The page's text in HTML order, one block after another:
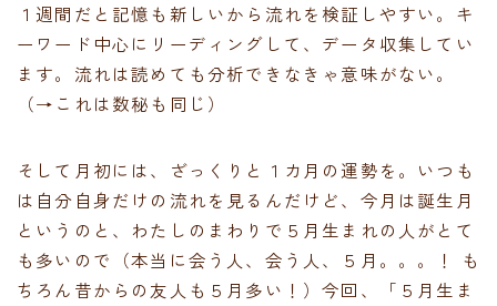
１週間だと記憶も新しいから流れを検証しやすい。キ
ーワード中心にリーディングして、データ収集してい
ます。流れは読めても分析できなきゃ意味がない。
（→これは数秘も同じ）
そして月初には、ざっくりと１カ月の運勢を。いつも
は自分自身だけの流れを見るんだけど、今月は誕生月
というのと、わたしのまわりで５月生まれの人がとて
も多いので（本当に会う人、会う人、５月。。。！ も
ちろん昔からの友人も５月多い！）今回、「５月生ま